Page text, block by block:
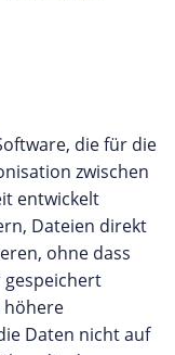
die für die
zwischen
entwickelt
Dateien direkt
ohne dass
gespeichert
höhere
Daten nicht auf